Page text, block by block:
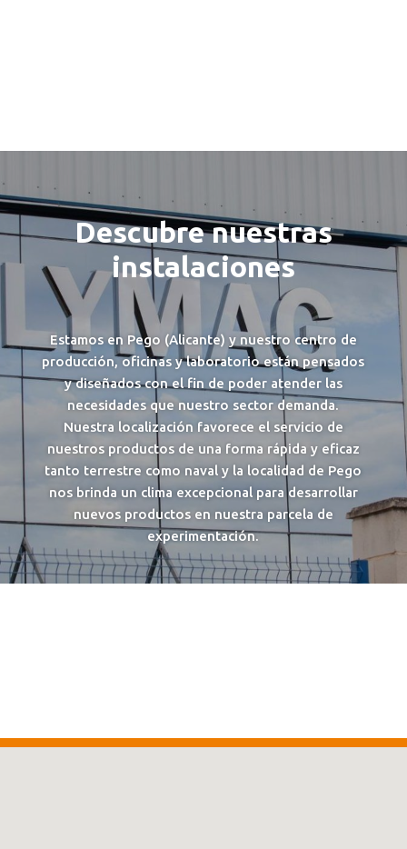
Descubre nuestras
instalaciones
Estamos en Pego (Alicante) y nuestro centro de
producción, oficinas y laboratorio están pensados
y diseñados con el fin de poder atender las
necesidades que nuestro sector demanda.
Nuestra localización favorece el servicio de
nuestros productos de una forma rápida y eficaz
tanto terrestre como naval y la localidad de Pego
nos brinda un clima excepcional para desarrollar
nuevos productos en nuestra parcela de
experimentación.